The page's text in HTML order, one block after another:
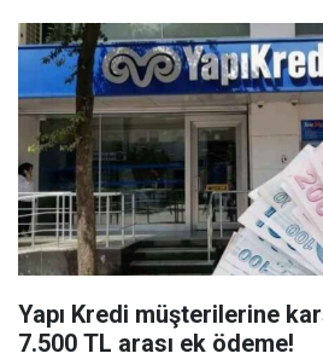
Yapı Kredi müşterilerine
7.500 TL arası ek ödeme!